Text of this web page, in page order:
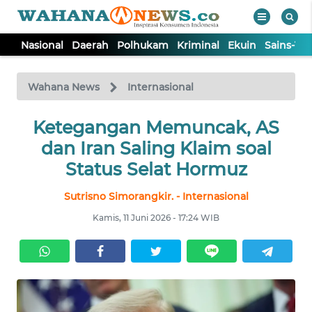
Nasional Daerah Polhukam Kriminal Ekuin Sains-
Wahana News Internasional
Ketegangan Memuncak, AS
dan Iran Saling Klaim soal
Status Selat Hormuz
Sutrisno Simorangkir. - Internasional
Kamis, 11 Juni 2026 - 17:24 WIB
TV
Tutup
NASIONAL
POLHUKAM
KRIMINAL
EKUIN